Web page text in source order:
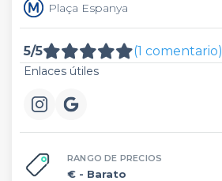
Plaça Espanya
5/5 (1 comentario)
Enlaces útiles
RANGO DE PRECIOS
€ - Barato